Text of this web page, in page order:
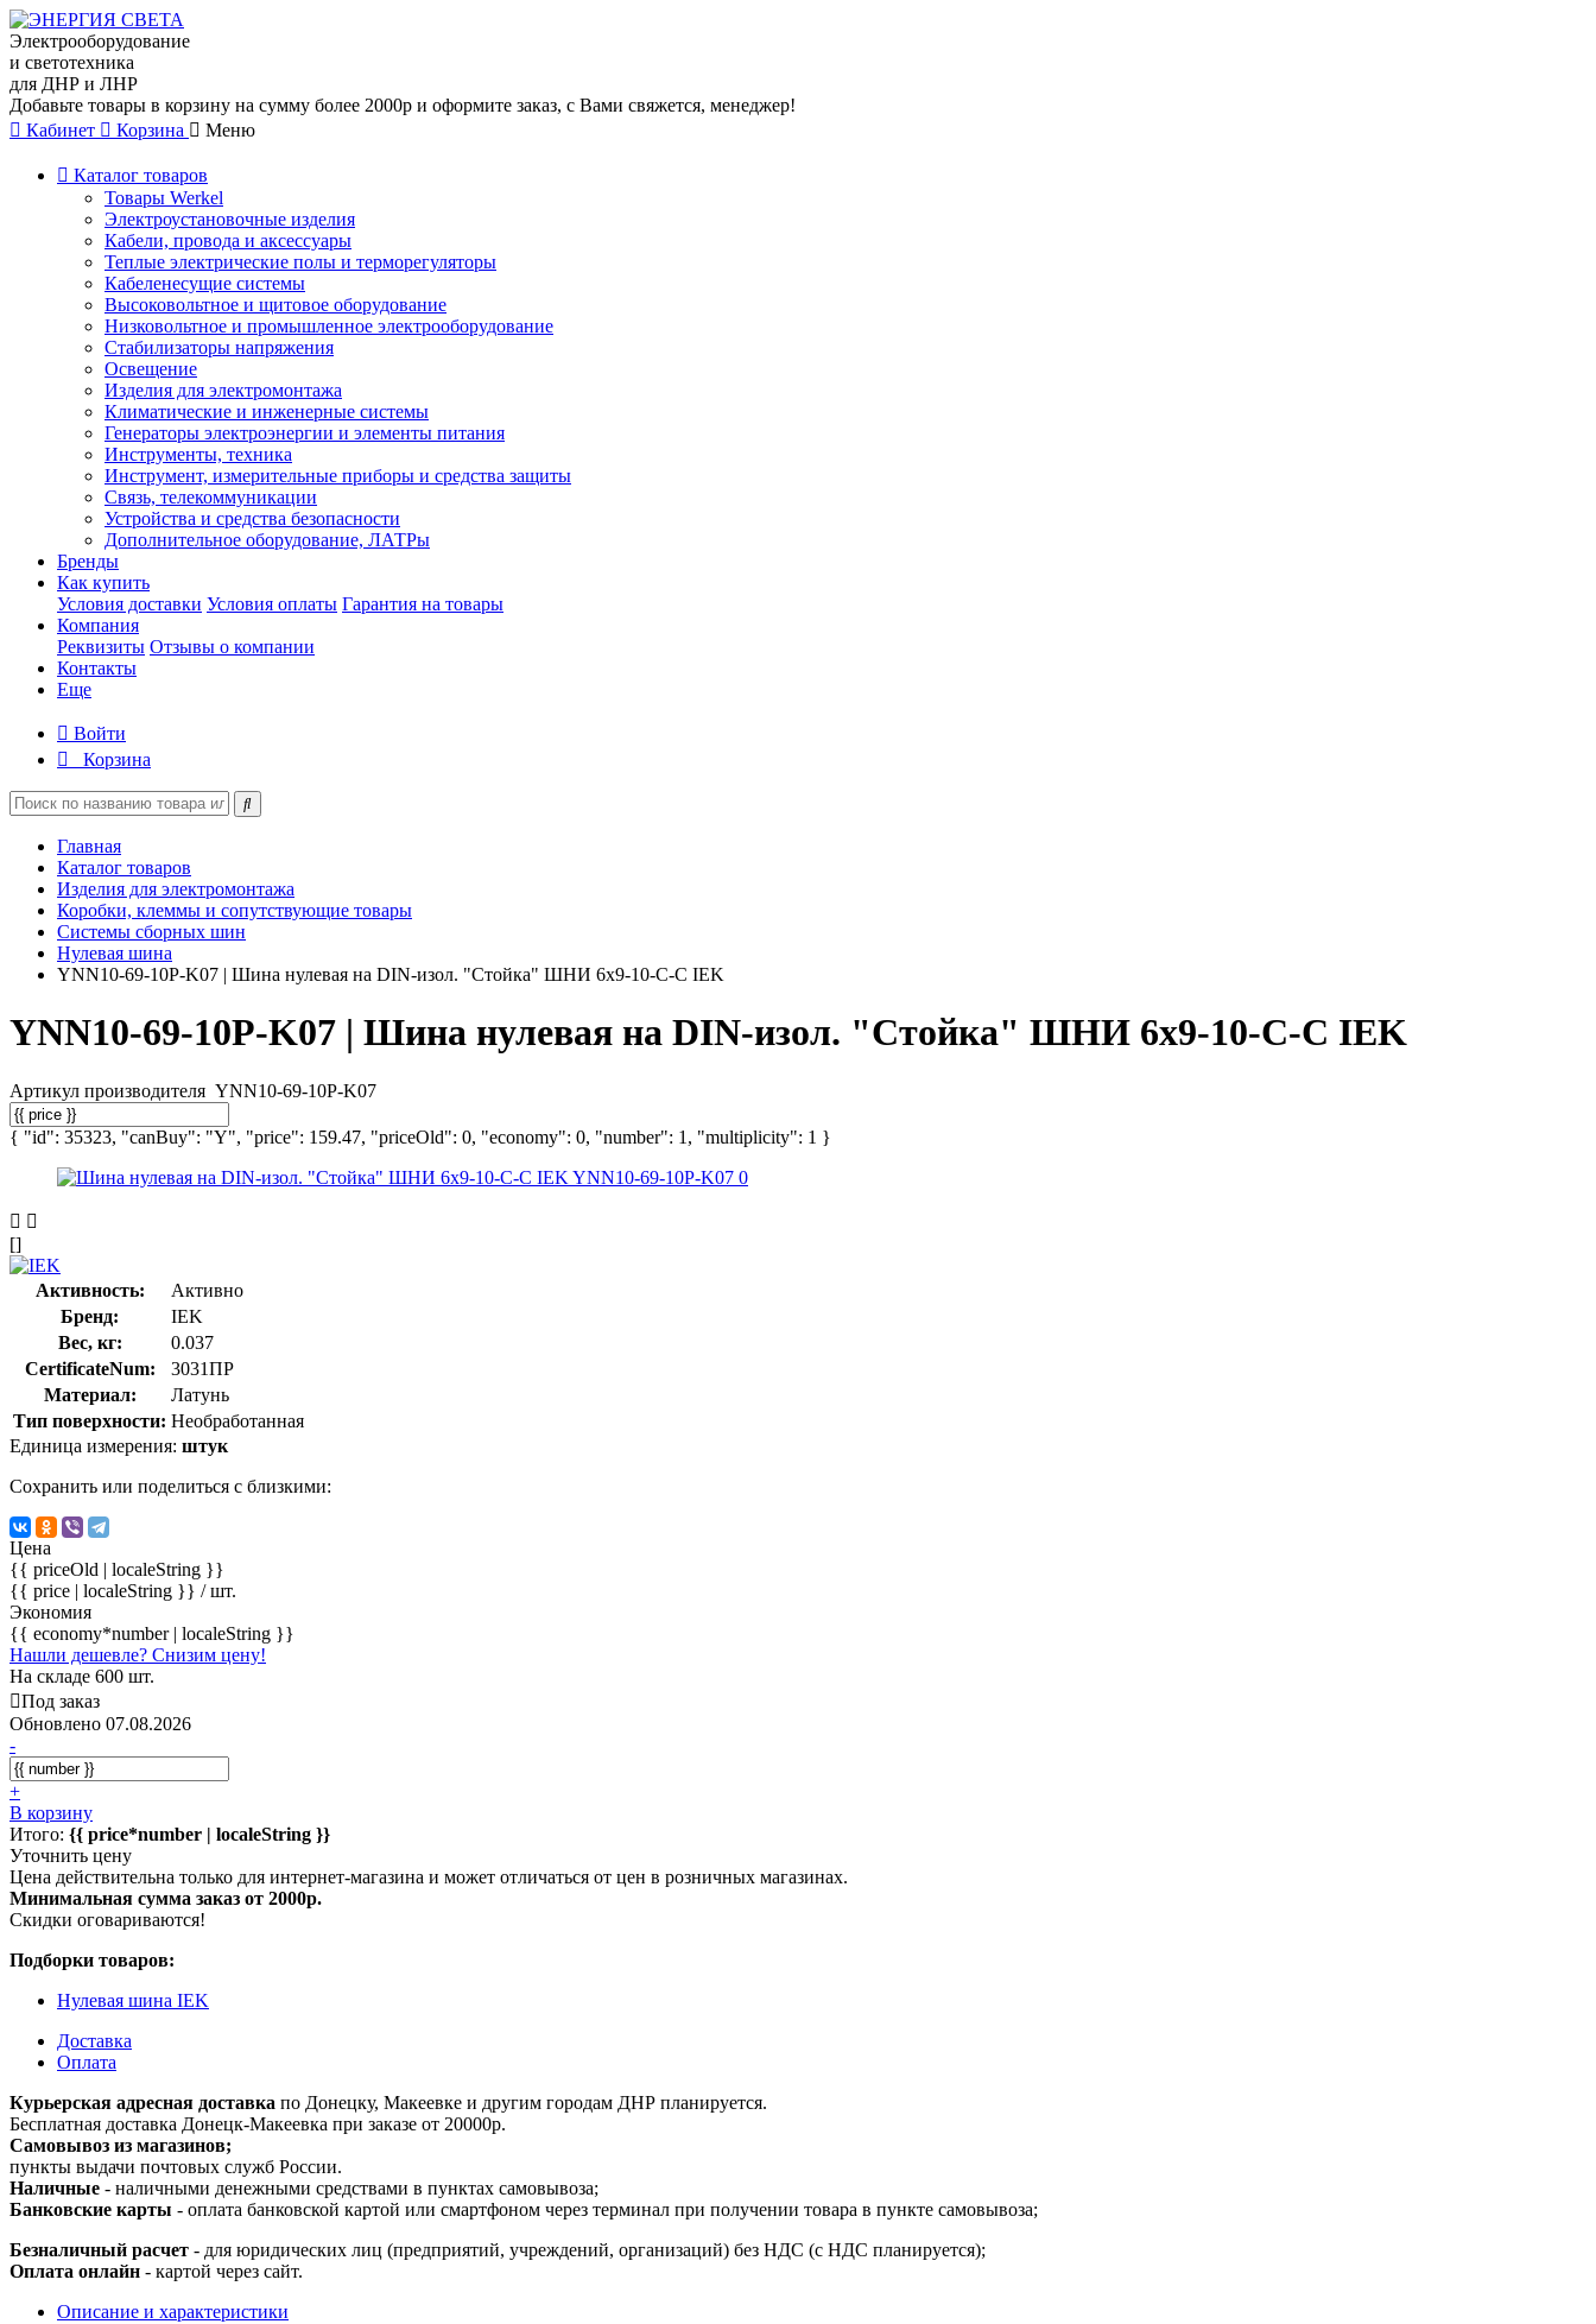
Электрооборудование
и светотехника
для ДНР и ЛНР
Добавьте товары в корзину на сумму более 2000р и оформите заказ, с Вами свяжется, менеджер!
Кабинет
Корзина Меню
Каталог товаров
Товары Werkel
Электроустановочные изделия
Кабели, провода и аксессуары
Теплые электрические полы и терморегуляторы
Кабеленесущие системы
Высоковольтное и щитовое оборудование
Низковольтное и промышленное электрооборудование
Стабилизаторы напряжения
Освещение
Изделия для электромонтажа
Климатические и инженерные системы
Генераторы электроэнергии и элементы питания
Инструменты, техника
Инструмент, измерительные приборы и средства защиты
Связь, телекоммуникации
Устройства и средства безопасности
Дополнительное оборудование, ЛАТРы
Бренды
Как купить
Условия доставки Условия оплаты Гарантия на товары
Компания
Реквизиты Отзывы о компании
Контакты
Еще
Войти
Корзина
Главная
Каталог товаров
Изделия для электромонтажа
Коробки, клеммы и сопутствующие товары
Системы сборных шин
Нулевая шина
YNN10-69-10P-K07 | Шина нулевая на DIN-изол. "Стойка" ШНИ 6х9-10-С-С IEK
YNN10-69-10P-K07 | Шина нулевая на DIN-изол. "Стойка" ШНИ 6х9-10-С-С IEK
Артикул производителя YNN10-69-10P-K07
{ "id": 35323, "canBuy": "Y", "price": 159.47, "priceOld": 0, "economy": 0, "number": 1, "multiplicity": 1 }
[]
Активность:
Активно
Бренд:
IEK
Вес, кг:
0.037
CertificateNum:
3031ПР
Материал:
Латунь
Тип поверхности: Необработанная
Единица измерения: штук
Сохранить или поделиться с близкими:
Цена
{{ priceOld | localeString }}
{{ price | localeString }} / шт.
Экономия
{{ economy*number | localeString }}
Нашли дешевле? Снизим цену!
На складе 600 шт.
Под заказ
Обновлено 07.08.2026
-
+
В корзину
Итого: {{ price*number | localeString }}
Уточнить цену
Цена действительна только для интернет-магазина и может отличаться от цен в розничных магазинах.
Минимальная сумма заказ от 2000р.
Скидки оговариваются!
Подборки товаров:
Нулевая шина IEK
Доставка
Оплата
Курьерская адресная доставка по Донецку, Макеевке и другим городам ДНР планируется.
Бесплатная доставка Донецк-Макеевка при заказе от 20000р.
Самовывоз из магазинов;
пункты выдачи почтовых служб России.
Наличные - наличными денежными средствами в пунктах самовывоза;
Банковские карты - оплата банковской картой или смартфоном через терминал при получении товара в пункте самовывоза;
Безналичный расчет - для юридических лиц (предприятий, учреждений, организаций) без НДС (с НДС планируется);
Оплата онлайн - картой через сайт.
Описание и характеристики